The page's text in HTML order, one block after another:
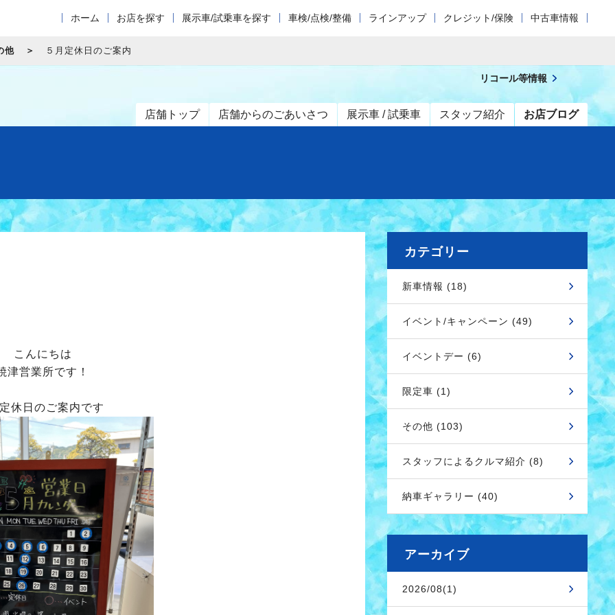
ホーム お店を探す 展示車/試乗車を探す 車検/点検/整備 ラインアップ クレジット/保険 中古車情報
他 ５月定休日のご案内
店舗トップ 店舗からのごあいさつ 展示車 / 試乗車 スタッフ紹介 お店ブログ
リコール等情報
こんにちは
津営業所です！
休日のご案内です
カテゴリー
新車情報 (18)
イベント/キャンペーン (49)
イベントデー (6)
限定車 (1)
その他 (103)
スタッフによるクルマ紹介 (8)
納車ギャラリー (40)
アーカイブ
2026/08(1)